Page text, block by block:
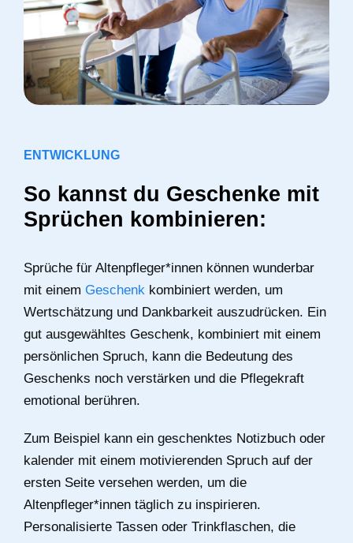
ENTWICKLUNG
So kannst du Geschenke mit
Sprüchen kombinieren:
Sprüche für Altenpfleger*innen können wunderbar
mit einem Geschenk kombiniert werden, um
Wertschätzung und Dankbarkeit auszudrücken. Ein
gut ausgewähltes Geschenk, kombiniert mit einem
persönlichen Spruch, kann die Bedeutung des
Geschenks noch verstärken und die Pflegekraft
emotional berühren.
Zum Beispiel kann ein geschenktes Notizbuch oder
kalender mit einem motivierenden Spruch auf der
ersten Seite versehen werden, um die
Altenpfleger*innen täglich zu inspirieren.
Personalisierte Tassen oder Trinkflaschen, die